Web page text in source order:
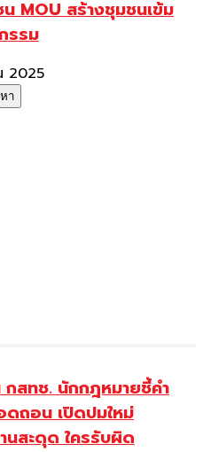
MOU สร้างชุมชนเข้ม
รรม
2025
สทช. นักกฎหมายชี้คำ
ดถอน เปิดปมใหม่
นสะดุด ใครรับผิด